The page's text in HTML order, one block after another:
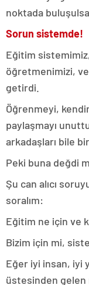
noktada
Sorun sistemde!
Eğitim
öğretmenimizi,
getirdi.
Öğrenmeyi,
paylaşmayı
arkadaşları bile
Peki buna değdi
Şu can alıcı
soralım:
Eğitim ne için ve
Bizim için mi,
Eğer iyi insan, iyi
üstesinden